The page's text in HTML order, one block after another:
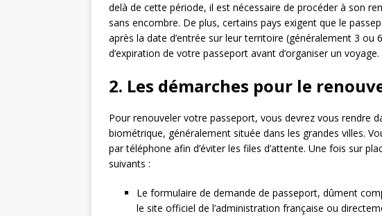
delà de cette période, il est nécessaire de procéder à son
sans encombre. De plus, certains pays exigent que le
après la date d’entrée sur leur territoire (généralement 3
d’expiration de votre passeport avant d’organiser un voyage.
2. Les démarches pour le
Pour renouveler votre passeport, vous devrez vous rendre
biométrique, généralement située dans les grandes villes.
par téléphone afin d’éviter les files d’attente. Une fois sur
suivants :
Le formulaire de demande de passeport, dûment
le site officiel de l’administration française ou